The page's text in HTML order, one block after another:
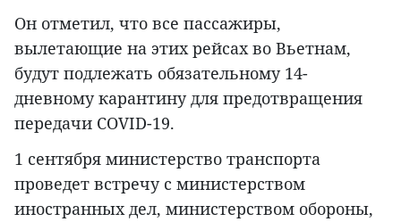
Он отметил, что все пассажиры,
вылетающие на этих рейсах во Вьетнам,
будут подлежать обязательному 14-
дневному карантину для предотвращения
передачи COVID-19.
1 сентября министерство транспорта
проведет встречу с министерством
иностранных дел, министерством обороны,